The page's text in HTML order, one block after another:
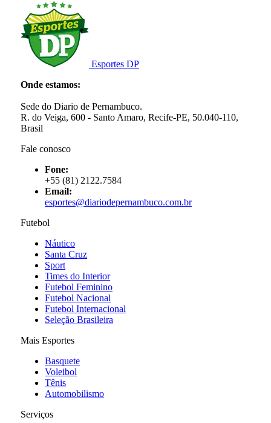
Esportes DP
Onde estamos:
Sede do Diario de Pernambuco.
R. do Veiga, 600 - Santo Amaro, Recife-PE, 50.040-110,
Brasil
Fale conosco
Fone:
+55 (81) 2122.7584
Email:
esportes@diariodepernambuco.com.br
Futebol
Náutico
Santa Cruz
Sport
Times do Interior
Futebol Feminino
Futebol Nacional
Futebol Internacional
Seleção Brasileira
Mais Esportes
Basquete
Voleibol
Tênis
Automobilismo
Serviços